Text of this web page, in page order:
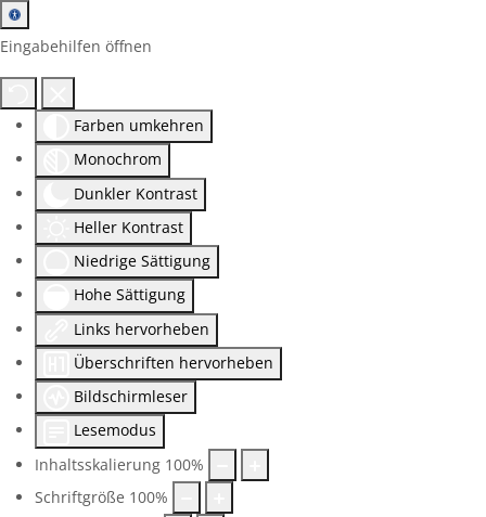
Eingabehilfen öffnen
Farben umkehren
Monochrom
Dunkler Kontrast
Heller Kontrast
Niedrige Sättigung
Hohe Sättigung
Links hervorheben
Überschriften hervorheben
Bildschirmleser
Lesemodus
Inhaltsskalierung 100%
Schriftgröße 100%